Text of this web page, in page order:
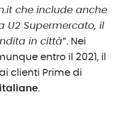
che include anche
U2 Supermercato, il
in città”. Nei
entro il 2021, il
clienti Prime di
.